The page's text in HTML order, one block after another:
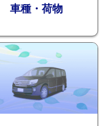
ン
車種・荷物